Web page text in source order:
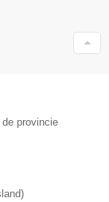
provincie
)